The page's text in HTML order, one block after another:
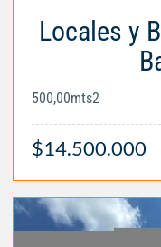
Locales y
500,00mts2
$14.500.000